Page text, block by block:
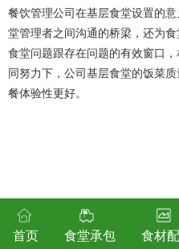
餐饮管理公司在基层食堂设置的
堂管理者之间沟通的桥梁，还为
食堂问题跟存在问题的有效窗口
同努力下，公司基层食堂的饭菜
餐体验性更好。
首页 食堂承包 食材